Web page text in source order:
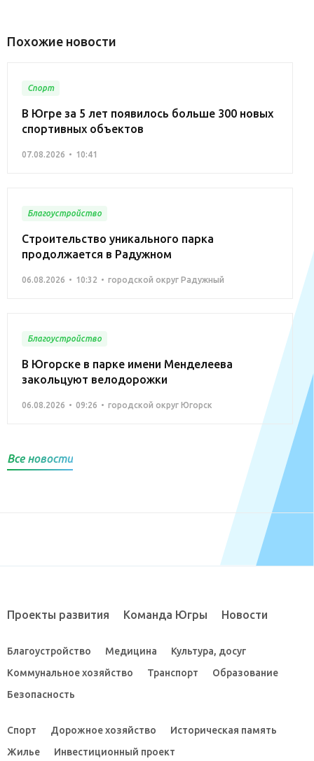
Похожие новости
Спорт
В Югре за 5 лет появилось больше 300 новых
спортивных объектов
07.08.2026 10:41
Благоустройство
Строительство уникального парка
продолжается в Радужном
06.08.2026 10:32 городской округ Радужный
Благоустройство
В Югорске в парке имени Менделеева
закольцуют велодорожки
06.08.2026 09:26 городской округ Югорск
Все новости
Проекты развития Команда Югры Новости
Благоустройство Медицина
Культура, досуг
Коммунальное хозяйство
Транспорт
Образование
Безопасность
Спорт Дорожное хозяйство
Историческая память
Жилье
Инвестиционный проект